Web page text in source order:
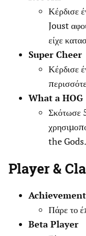
Κέρδισε
Joust
είχε
Super Cheer
Κέρδισε
What a HOG
Σκότωσε
the Gods.
Player &
Πάρε το
Beta Player